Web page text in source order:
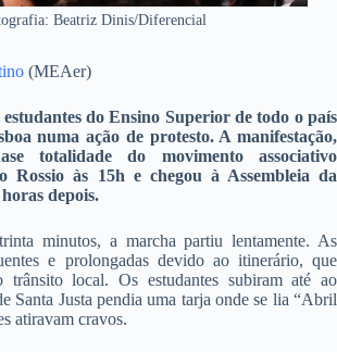
Beatriz Dinis/Diferencial
(MEAer)
do Ensino Superior de todo o país
numa ação de protesto. A manifestação,
totalidade do movimento associativo
Rossio às 15h e chegou à Assembleia da
depois.
minutos, a marcha partiu lentamente. As
e prolongadas devido ao itinerário, que
trânsito local. Os estudantes subiram até ao
Santa Justa pendia uma tarja onde se lia “Abril
atiravam cravos.